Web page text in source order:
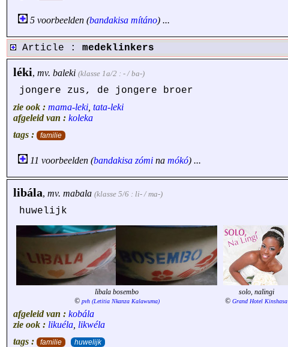
5 voorbeelden (bandakisa mítáno) ...
Article : medeklinkers
léki, mv. baleki (klasse 1a/2 : - / ba-)
jongere zus, de jongere broer
zie ook : mama-leki tata-leki
afgeleid van : koleka
tags :
familie
11 voorbeelden (bandakisa zómi na mókó) ...
libála, mv. mabala (klasse 5/6 : li- / ma-)
huwelijk
libala bosembo
© pvh (Letitia Nkanza Kalawuma)
solo, nalingi
© Grand Hotel Kinshasa
afgeleid van : kobála
zie ook : likuéla likwéla
tags :
familie huwelijk